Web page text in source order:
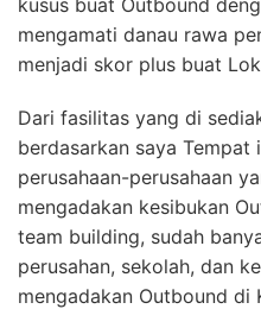
kusus buat Outbound
mengamati danau rawa
menjadi skor plus buat
Dari fasilitas yang di
berdasarkan saya Tempat
perusahaan-perusahaan
mengadakan kesibukan
team building, sudah
perusahan, sekolah, dan
mengadakan Outbound di